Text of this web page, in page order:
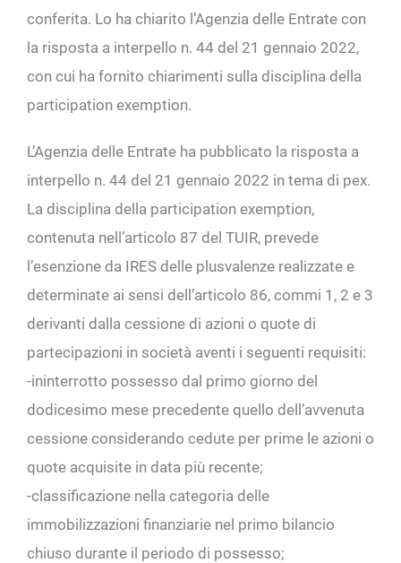
conferita. Lo ha chiarito l’Agenzia delle Entrate con
la risposta a interpello n. 44 del 21 gennaio 2022,
con cui ha fornito chiarimenti sulla disciplina della
participation exemption.
L’Agenzia delle Entrate ha pubblicato la risposta a
interpello n. 44 del 21 gennaio 2022 in tema di pex.
La disciplina della participation exemption,
contenuta nell’articolo 87 del TUIR, prevede
l’esenzione da IRES delle plusvalenze realizzate e
determinate ai sensi dell’articolo 86, commi 1, 2 e 3
derivanti dalla cessione di azioni o quote di
partecipazioni in società aventi i seguenti requisiti:
-ininterrotto possesso dal primo giorno del
dodicesimo mese precedente quello dell’avvenuta
cessione considerando cedute per prime le azioni o
quote acquisite in data più recente;
-classificazione nella categoria delle
immobilizzazioni finanziarie nel primo bilancio
chiuso durante il periodo di possesso;